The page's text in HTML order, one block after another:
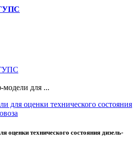
для ...
для оценки технического состояния
оценки технического состояния дизель-